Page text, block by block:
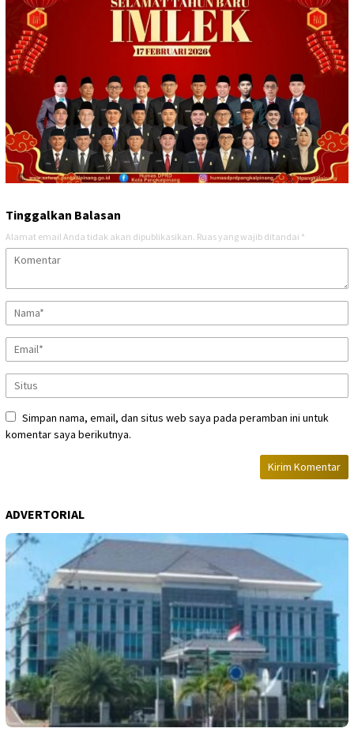
Tinggalkan Balasan
Alamat email Anda tidak akan dipublikasikan. Ruas yang wajib ditandai *
Simpan nama, email, dan situs web saya pada peramban ini untuk
komentar saya berikutnya.
ADVERTORIAL